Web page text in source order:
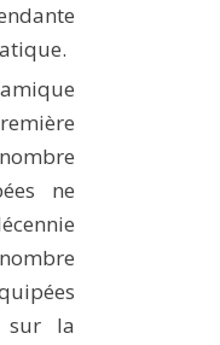
ne
sur la